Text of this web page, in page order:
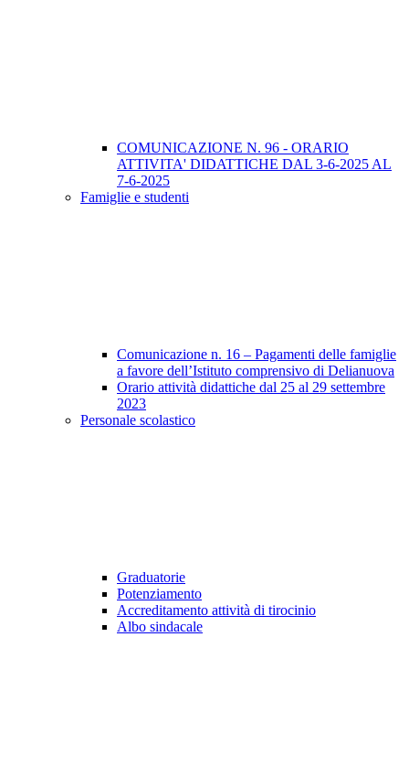
COMUNICAZIONE N. 96 - ORARIO
ATTIVITA' DIDATTICHE DAL 3-6-2025 AL
7-6-2025
Famiglie e studenti
Comunicazione n. 16 – Pagamenti delle famiglie
a favore dell’Istituto comprensivo di Delianuova
Orario attività didattiche dal 25 al 29 settembre
2023
Personale scolastico
Graduatorie
Potenziamento
Accreditamento attività di tirocinio
Albo sindacale